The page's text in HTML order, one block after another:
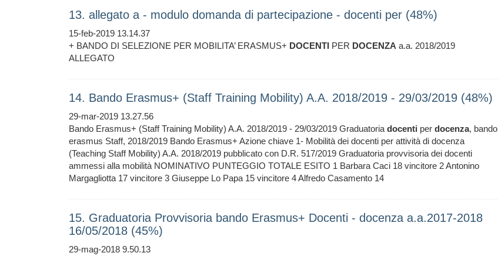
13. allegato a - modulo domanda di partecipazione - docenti per (48%)
15-feb-2019 13.14.37
+ BANDO DI SELEZIONE PER MOBILITA’ ERASMUS+ DOCENTI PER DOCENZA a.a. 2018/2019
ALLEGATO
14. Bando Erasmus+ (Staff Training Mobility) A.A. 2018/2019 - 29/03/2019 (48%)
29-mar-2019 13.27.56
Bando Erasmus+ (Staff Training Mobility) A.A. 2018/2019 - 29/03/2019 Graduatoria docenti per docenza, bando
erasmus Staff, 2018/2019 Bando Erasmus+ Azione chiave 1- Mobilità dei docenti per attività di docenza
(Teaching Staff Mobility) A.A. 2018/2019 pubblicato con D.R. 517/2019 Graduatoria provvisoria dei docenti
ammessi alla mobilità NOMINATIVO PUNTEGGIO TOTALE ESITO 1 Barbara Caci 18 vincitore 2 Antonino
Margagliotta 17 vincitore 3 Giuseppe Lo Papa 15 vincitore 4 Alfredo Casamento 14
15. Graduatoria Provvisoria bando Erasmus+ Docenti - docenza a.a.2017-2018
16/05/2018 (45%)
29-mag-2018 9.50.13